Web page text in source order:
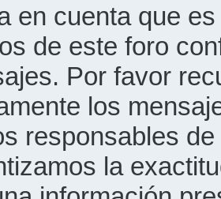
en cuenta que
de este foro
Por favor
los
responsables
la